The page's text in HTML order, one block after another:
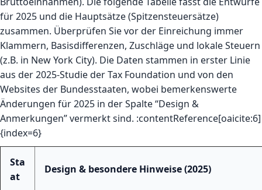
für 2025 und die Hauptsätze (Spitzensteuersätze)
zusammen. Überprüfen Sie vor der Einreichung immer
Klammern, Basisdifferenzen, Zuschläge und lokale Steuern
(z.B. in New York City). Die Daten stammen in erster Linie
aus der 2025-Studie der Tax Foundation und von den
Websites der Bundesstaaten, wobei bemerkenswerte
Änderungen für 2025 in der Spalte “Design &
Anmerkungen” vermerkt sind. :contentReference[oaicite:6]
{index=6}
Sta
at
Design & besondere Hinweise (2025)